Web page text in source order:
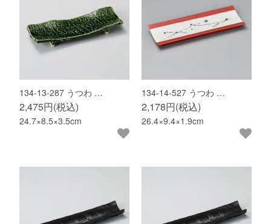
134-13-287 うつわ …
2,475円(税込)
24.7×8.5×3.5cm
134-14-527 うつわ …
2,178円(税込)
26.4×9.4×1.9cm